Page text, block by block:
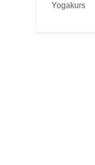
Yogakurs